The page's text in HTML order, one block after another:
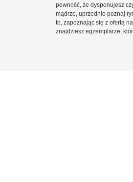
pewność, że dysponujesz
mądrze, uprzednio poznaj
to, zapoznając się z ofertą
znajdziesz egzemplarze,